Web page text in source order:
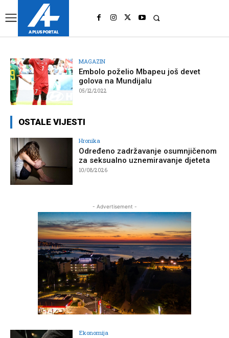
MAGAZIN
Embolo poželio Mbapeu još devet
golova na Mundijalu
05/12/2022
OSTALE VIJESTI
Hronika
Određeno zadržavanje osumnjičenom
za seksualno uznemiravanje djeteta
10/08/2026
- Advertisement -
Ekonomija